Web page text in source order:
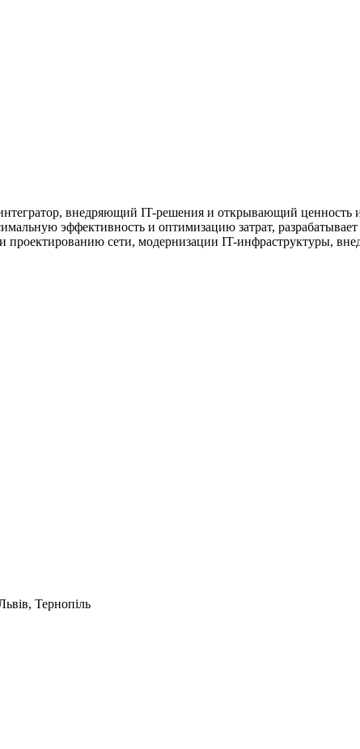
внедряющий IT-решения и открывающий
эффективность и оптимизацию затрат,
проектированию сети, модернизации IT-инфраструктуры,
Тернопіль